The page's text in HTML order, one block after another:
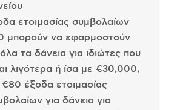
ετοιμασίας συμβολαίων
μπορούν να εφαρμοστούν
τα δάνεια για ιδιώτες που
λιγότερα ή ίσα με €30,000,
€80 έξοδα ετοιμασίας
για δάνεια για